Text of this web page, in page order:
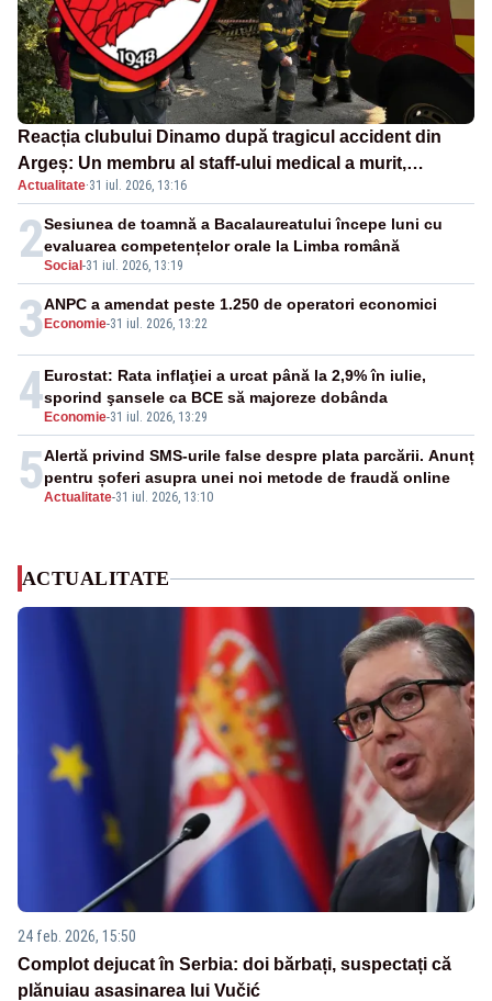
Reacția clubului Dinamo după tragicul accident din
Argeș: Un membru al staff-ului medical a murit,
antrenorul Adrian Ropotan este în spital
Actualitate·31 iul. 2026, 13:16
2Social -31 iul. 2026, 13:19
Sesiunea de toamnă a Bacalaureatului începe luni cu
evaluarea competențelor orale la Limba română
3 Economie-31 iul. 2026, 13:22
ANPC a amendat peste 1.250 de operatori economici
4 Economie-31 iul. 2026, 13:29
Eurostat: Rata inflaţiei a urcat până la 2,9% în iulie,
sporind şansele ca BCE să majoreze dobânda
5Actualitate-31 iul. 2026, 13:10
Alertă privind SMS-urile false despre plata parcării. Anunț
pentru șoferi asupra unei noi metode de fraudă online
ACTUALITATE
24 feb. 2026, 15:50
Complot dejucat în Serbia: doi bărbați, suspectați că
plănuiau asasinarea lui Vučić